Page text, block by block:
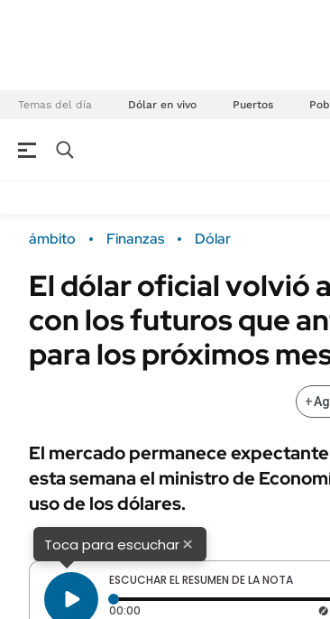
Temas del día Dólar en vivo Puertos
Campo
FINANZAS
Dólar
Sustentabilidad
ENERGY
POLÍTICA
URUGUAY
ámbito Finanzas Dólar
El dólar oficial volvió
con los futuros que
para los próximos
+
El mercado permanece
esta semana el ministro de
uso de los dólares.
Toca para escuchar×
ESCUCHAR EL RESUMEN DE LA NOTA
00:00 Tiempo transcurrido: 0 segundos